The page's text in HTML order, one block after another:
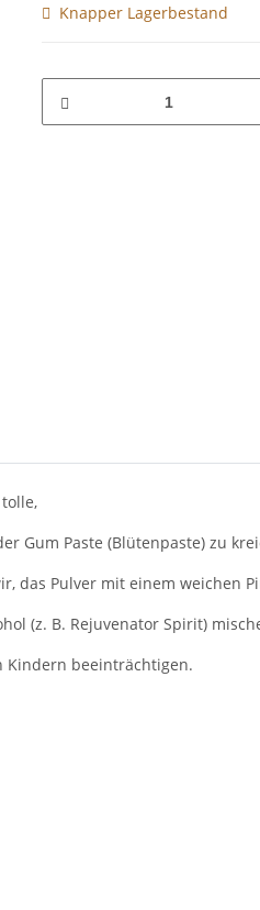
Knapper Lagerbestand
Gum Paste (Blütenpaste) zu
das Pulver mit einem weichen
(z. B. Rejuvenator Spirit)
Kindern beeinträchtigen.